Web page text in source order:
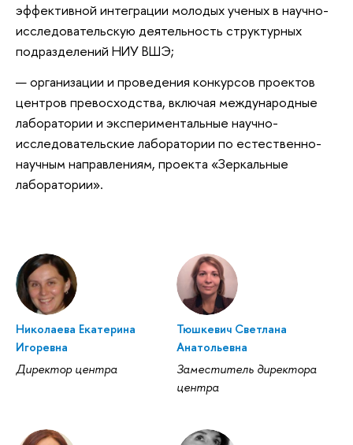
эффективной интеграции молодых ученых в научно-
исследовательскую деятельность структурных
подразделений НИУ ВШЭ;
организации и проведения конкурсов проектов
центров превосходства, включая международные
лаборатории и экспериментальные научно-
исследовательские лаборатории по естественно-
научным направлениям, проекта «Зеркальные
лаборатории».
Николаева Екатерина
Игоревна
Директор центра
Тюшкевич Светлана
Анатольевна
Заместитель директора
центра